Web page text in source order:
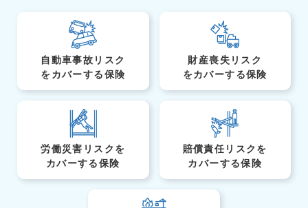
自動車事故リスク
をカバーする保険
財産喪失リスク
をカバーする保険
労働災害リスクを
カバーする保険
賠償責任リスクを
カバーする保険